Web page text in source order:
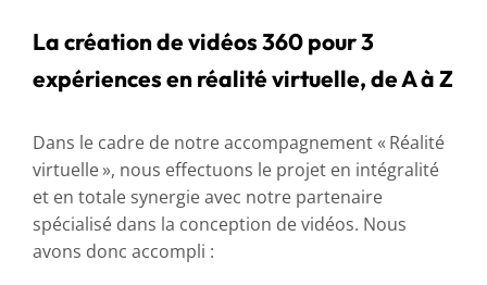
La création de vidéos 360 pour 3
expériences en réalité virtuelle, de A à Z
Dans le cadre de notre accompagnement « Réalité
virtuelle », nous effectuons le projet en intégralité
et en totale synergie avec notre partenaire
spécialisé dans la conception de vidéos. Nous
avons donc accompli :